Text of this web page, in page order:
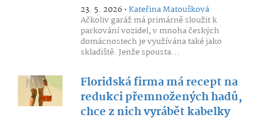
23. 5. 2026 •Kateřina Matoušková
Ačkoliv garáž má primárně sloužit k
parkování vozidel, v mnoha českých
domácnostech je využívána také jako
skladiště. Jenže spousta...
Floridská firma má recept na
redukci přemnožených hadů,
chce z nich vyrábět kabelky